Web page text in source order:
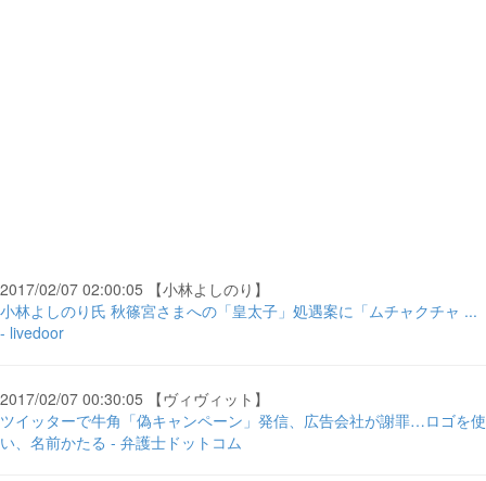
2017/02/07 02:00:05 【小林よしのり】
小林よしのり氏 秋篠宮さまへの「皇太子」処遇案に「ムチャクチャ ...
- livedoor
2017/02/07 00:30:05 【ヴィヴィット】
ツイッターで牛角「偽キャンペーン」発信、広告会社が謝罪…ロゴを使
い、名前かたる - 弁護士ドットコム